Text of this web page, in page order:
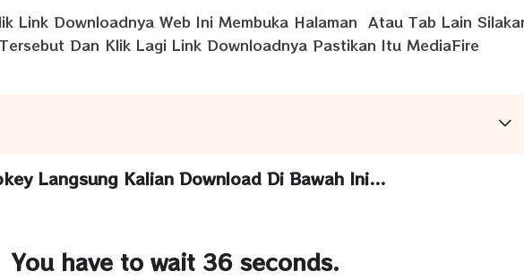
Link Downloadnya Web Ini Membuka Halaman Atau Tab Lain
Dan Klik Lagi Link Downloadnya Pastikan Itu MediaFire
Langsung Kalian Download Di Bawah Ini...
You have to wait 35 seconds.